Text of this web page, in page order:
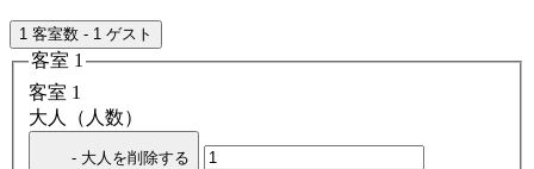
1 客室数 - 1 ゲスト
客室 1
客室 1
大人（人数）
- 大人を削除する